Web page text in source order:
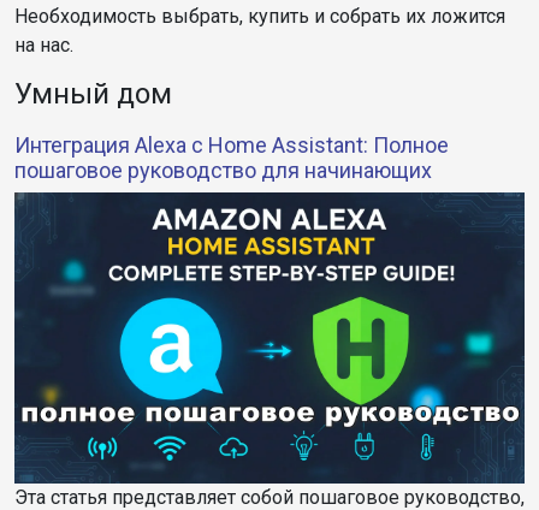
Необходимость выбрать, купить и собрать их ложится
на нас.
Умный дом
Интеграция Alexa с Home Assistant: Полное
пошаговое руководство для начинающих
Эта статья представляет собой пошаговое руководство,